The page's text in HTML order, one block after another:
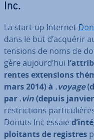
Inc.
La start-up Internet
dans le but d’acquérir
ten­sions de noms de
gère aujourd’hui
rentes ex­ten­sions
mars 2014) à .voyage
par .vin(depuis
res­tric­tions
Donuts Inc essaie
ploi­tants de registres